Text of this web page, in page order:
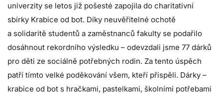
univerzity se letos již pošesté zapojila do charitativní
sbírky Krabice od bot. Díky neuvěřitelné ochotě
a solidaritě studentů a zaměstnanců fakulty se podařilo
dosáhnout rekordního výsledku – odevzdali jsme 77 dárků
pro děti ze sociálně potřebných rodin. Za tento úspěch
patří tímto velké poděkování všem, kteří přispěli. Dárky –
krabice od bot s hračkami, pastelkami, školními potřebami